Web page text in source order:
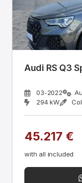
Audi RS Q3
03-2022
294 kW
45.217 €
with all included